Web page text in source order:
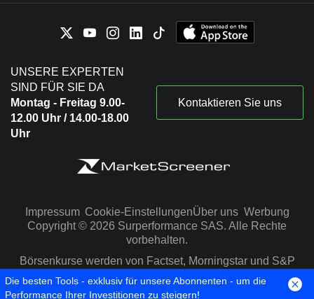
UNSERE EXPERTEN
SIND FÜR SIE DA
Montag - Freitag 9.00-
12.00 Uhr / 14.00-18.00
Uhr
Kontaktieren Sie uns
Impressum Cookie-EinstellungenÜber uns Werbung
Copyright © 2026 Surperformance SAS. Alle Rechte
vorbehalten.
Börsenkurse werden von Factset, Morningstar und S&P
Capital IQ zur Verfügung gestellt
Die besten Tools - exklusiv für unsere Abonnenten - um die
Performance Ihrer Investitionen zu steigern!